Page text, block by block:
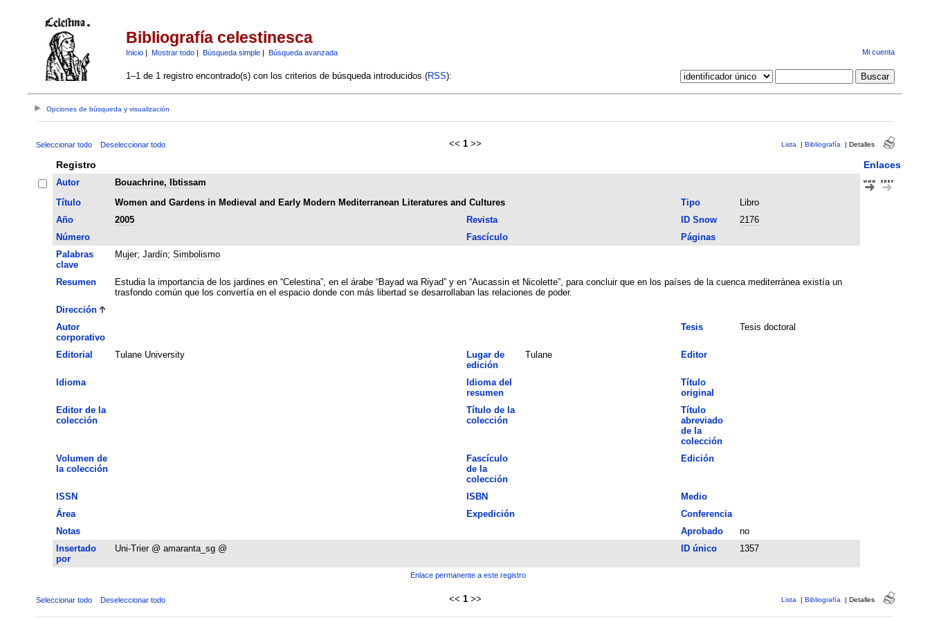
Bibliografía celestinesca
Inicio| Mostrar todo| Búsqueda simple| Búsqueda avanzada Mi cuenta
1–1 de 1 registro encontrado(s) con los criterios de búsqueda introducidos (RSS):
Opciones de búsqueda y visualización
Seleccionar todo Deseleccionar todo << 1 >> Lista | Bibliografía | Detalles
Registro Enlaces
Autor
Bouachrine, Ibtissam
Título
Women and Gardens in Medieval and Early Modern Mediterranean Literatures and Cultures Tipo
Libro
Año
2005 Revista ID Snow
2176
Número
Fascículo
Páginas
Palabras
clave
Mujer; Jardín; Simbolismo
Resumen
Estudia la importancia de los jardines en “Celestina”, en el árabe “Bayad wa Riyad” y en “Aucassin et Nicolette”, para concluir que en los países de la cuenca mediterránea existía un
trasfondo común que los convertía en el espacio donde con más libertad se desarrollaban las relaciones de poder.
Dirección
Autor
corporativo
Tesis Tesis doctoral
Editorial Tulane University
Lugar de
edición
Tulane Editor
Idioma
Idioma del
resumen
Título
original
Editor de la
colección
Título de la
colección
Título
abreviado
de la
colección
Volumen de
la colección
Fascículo
de la
colección
Edición
ISSN ISBN
Medio
Área
Expedición
Conferencia
Notas
Aprobado
no
Insertado
por
Uni-Trier @ amaranta_sg @ ID único 1357
Enlace permanente a este registro
Seleccionar todo Deseleccionar todo << 1 >> Lista | Bibliografía | Detalles